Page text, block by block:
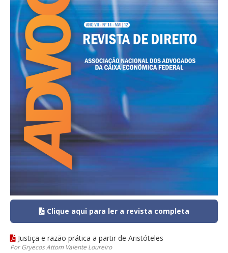
Clique aqui para ler a revista completa
Justiça e razão prática a partir de Aristóteles
Por Gryecos Attom Valente Loureiro